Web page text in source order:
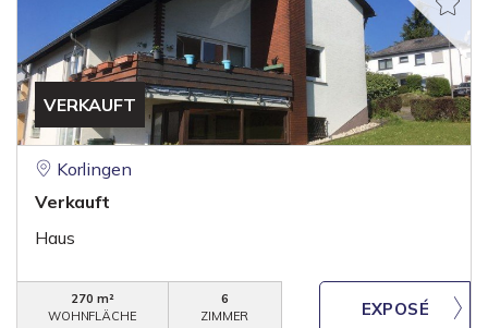
VERKAUFT
Korlingen
Verkauft
Haus
270 m²
WOHNFLÄCHE
6
ZIMMER